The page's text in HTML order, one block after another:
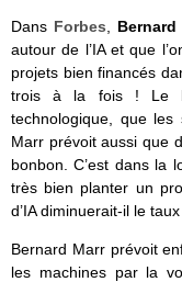
Dans Forbes Bernard
autour de l’IA et que
projets bien financés
trois à la fois ! Le
technologique, que
Marr prévoit aussi que
bonbon. C’est dans la
très bien planter un
d’IA diminuerait-il le
Bernard Marr prévoit
les machines par la